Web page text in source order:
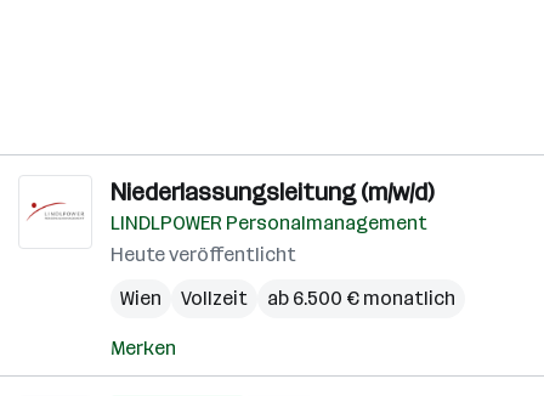
Niederlassungsleitung (m/w/d)
LINDLPOWER Personalmanagement
Heute veröffentlicht
Wien
Vollzeit ab 6.500 € monatlich
Merken